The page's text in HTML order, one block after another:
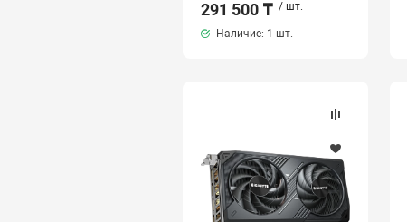
291 500 ₸ / шт.
Наличие: 1 шт.